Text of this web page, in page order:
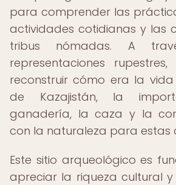
para comprender las
actividades cotidianas y las
tribus nómadas. A
representaciones
reconstruir cómo era la
de Kazajistán, la
ganadería, la caza y la
con la naturaleza para estas
Este sitio arqueológico es
apreciar la riqueza cultural